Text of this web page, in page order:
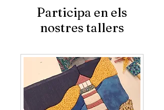
Participa en els
nostres tallers